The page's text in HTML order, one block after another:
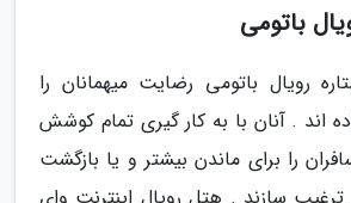
باتومی
هتل 3 ستاره رویال باتومی رضایت میهمانان را
اند . آنان با به کار گیری تمام کوشش
را برای ماندن بیشتر و یا بازگشت